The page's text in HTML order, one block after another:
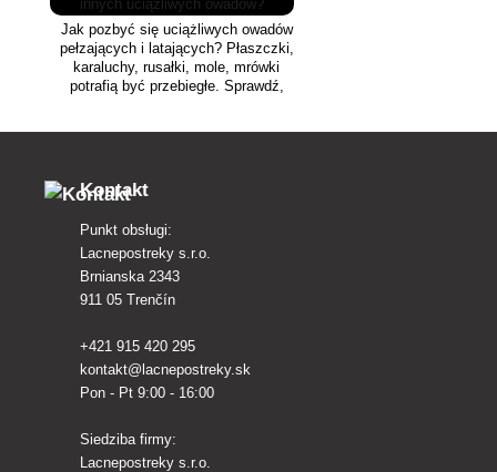
Jak pozbyć się uciążliwych owadów
pełzających i latających? Płaszczki,
karaluchy, rusałki, mole, mrówki
potrafią być przebiegłe. Sprawdź,
Kontakt
Punkt obsługi:
Lacnepostreky s.r.o.
Brnianska 2343
911 05 Trenčín
+421 915 420 295
kontakt@lacnepostreky.sk
Pon - Pt 9:00 - 16:00
Siedziba firmy:
Lacnepostreky s.r.o.